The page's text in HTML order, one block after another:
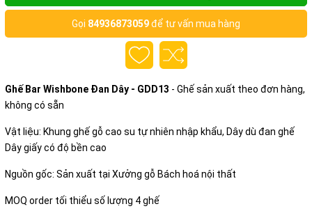
Gọi 84936873059để tư vấn mua hàng
Ghế Bar Wishbone Đan Dây - GDD13 - Ghế sản xuất theo đơn hàng,
không có sẵn
Vật liệu: Khung ghế gỗ cao su tự nhiên nhập khẩu, Dây dù đan ghế
Dây giấy có độ bền cao
Nguồn gốc: Sản xuất tại Xưởng gỗ Bách hoá nội thất
MOQ order tối thiểu số lượng 4 ghế